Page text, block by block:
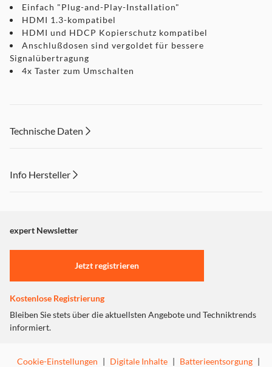
Einfach "Plug-and-Play-Installation"
HDMI 1.3-kompatibel
HDMI und HDCP Kopierschutz kompatibel
Anschlußdosen sind vergoldet für bessere
Signalübertragung
4x Taster zum Umschalten
Technische Daten
Info Hersteller
"Marketing".
Einstellungen anpassen
expert Newsletter
Jetzt registrieren
Kostenlose Registrierung
Bleiben Sie stets über die aktuellsten Angebote und Techniktrends
informiert.
Cookie-Einstellungen | Digitale Inhalte | Batterieentsorgung |